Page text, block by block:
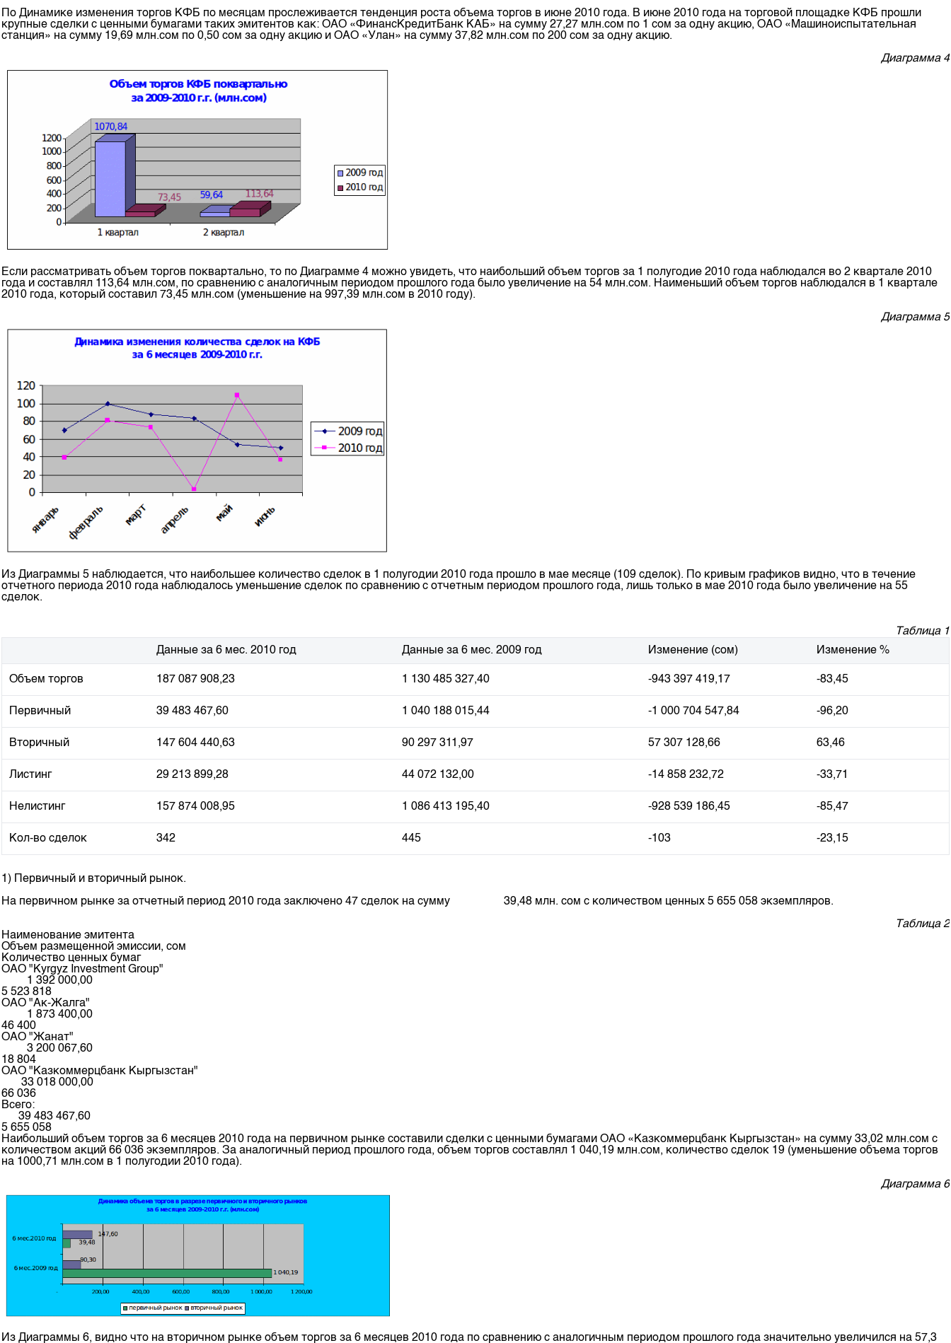
По Динамике изменения торгов КФБ по месяцам прослеживается тенденция роста объема торгов в июне 2010 года. В июне 2010 года на торговой площадке КФБ прошли
крупные сделки с ценными бумагами таких эмитентов как: ОАО «ФинансКредитБанк КАБ» на сумму 27,27 млн.сом по 1 сом за одну акцию, ОАО «Машиноиспытательная
станция» на сумму 19,69 млн.сом по 0,50 сом за одну акцию и ОАО «Улан» на сумму 37,82 млн.сом по 200 сом за одну акцию.
Диаграмма 4
Если рассматривать объем торгов поквартально, то по Диаграмме 4 можно увидеть, что наибольший объем торгов за 1 полугодие 2010 года наблюдался во 2 квартале 2010
года и составлял 113,64 млн.сом, по сравнению с аналогичным периодом прошлого года было увеличение на 54 млн.сом. Наименьший объем торгов наблюдался в 1 квартале
2010 года, который составил 73,45 млн.сом (уменьшение на 997,39 млн.сом в 2010 году).
Диаграмма 5
Из Диаграммы 5 наблюдается, что наибольшее количество сделок в 1 полугодии 2010 года прошло в мае месяце (109 сделок). По кривым графиков видно, что в течение
отчетного периода 2010 года наблюдалось уменьшение сделок по сравнению с отчетным периодом прошлого года, лишь только в мае 2010 года было увеличение на 55
сделок.
Таблица 1
Данные за 6 мес. 2010 год
Данные за 6 мес. 2009 год Изменение (сом) Изменение %
Объем торгов 187 087 908,23 1 130 485 327,40 -943 397 419,17 -83,45
Первичный 39 483 467,60 1 040 188 015,44 -1 000 704 547,84 -96,20
Вторичный 147 604 440,63 90 297 311,97 57 307 128,66 63,46
Листинг 29 213 899,28 44 072 132,00 -14 858 232,72 -33,71
Нелистинг 157 874 008,95 1 086 413 195,40 -928 539 186,45 -85,47
Кол-во сделок 342 445 -103 -23,15
1) Первичный и вторичный рынок.
На первичном рынке за отчетный период 2010 года заключено 47 сделок на сумму 39,48 млн. сом с количеством ценных 5 655 058 экземпляров.
Таблица 2
Наименование эмитента
Объем размещенной эмиссии, сом
Количество ценных бумаг
ОАО "Kyrgyz Investment Group"
1 392 000,00
5 523 818
ОАО "Ак-Жалга"
1 873 400,00
46 400
ОАО "Жанат"
3 200 067,60
18 804
ОАО "Казкоммерцбанк Кыргызстан"
33 018 000,00
66 036
Всего:
39 483 467,60
5 655 058
Наибольший объем торгов за 6 месяцев 2010 года на первичном рынке составили сделки с ценными бумагами ОАО «Казкоммерцбанк Кыргызстан» на сумму 33,02 млн.сом с
количеством акций 66 036 экземпляров. За аналогичный период прошлого года, объем торгов составлял 1 040,19 млн.сом, количество сделок 19 (уменьшение объема торгов
на 1000,71 млн.сом в 1 полугодии 2010 года).
Диаграмма 6
Из Диаграммы 6, видно что на вторичном рынке объем торгов за 6 месяцев 2010 года по сравнению с аналогичным периодом прошлого года значительно увеличился на 57,3